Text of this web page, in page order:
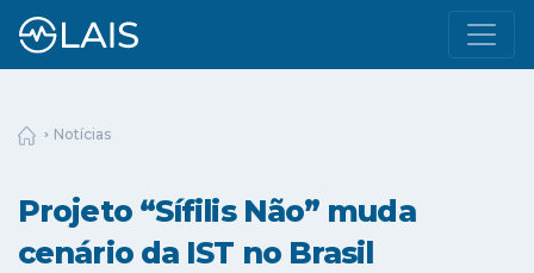
Notícias
Projeto “Sífilis Não” muda
cenário da IST no Brasil